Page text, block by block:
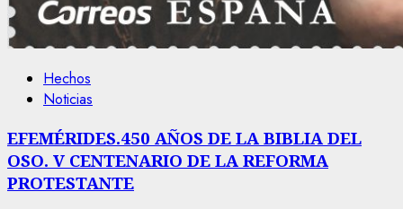
Hechos
Noticias
EFEMÉRIDES.450 AÑOS DE LA BIBLIA DEL
OSO. V CENTENARIO DE LA REFORMA
PROTESTANTE